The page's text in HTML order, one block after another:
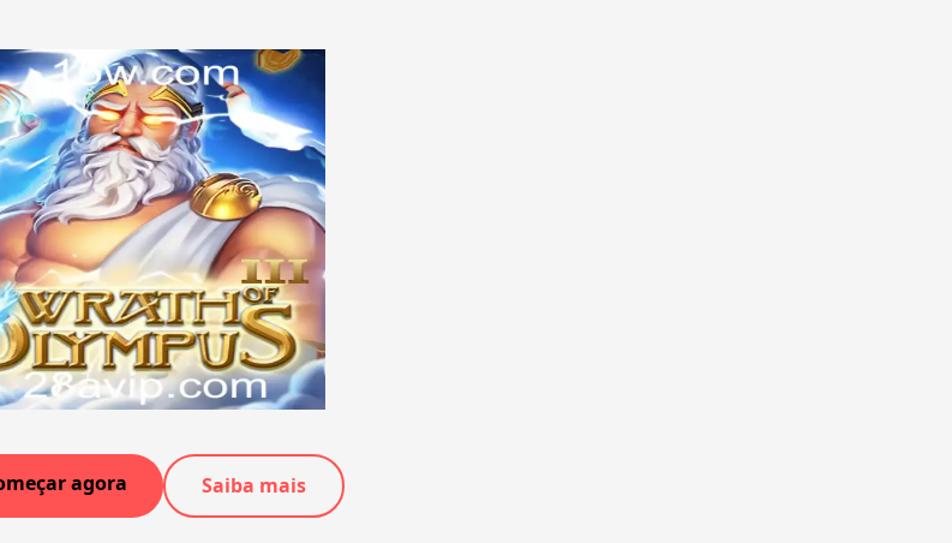
agora Saiba mais